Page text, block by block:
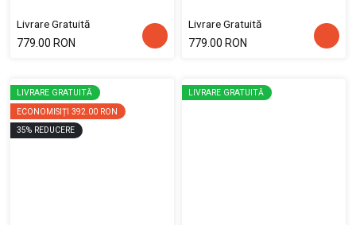
Livrare Gratuită
779.00 RON
Livrare Gratuită
779.00 RON
LIVRARE GRATUITĂ
ECONOMISIȚI 392.00 RON
35% REDUCERE
LIVRARE GRATUITĂ